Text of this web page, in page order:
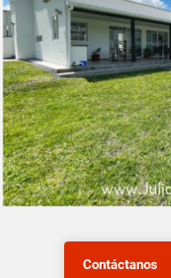
Contáctanos